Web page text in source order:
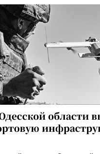
области